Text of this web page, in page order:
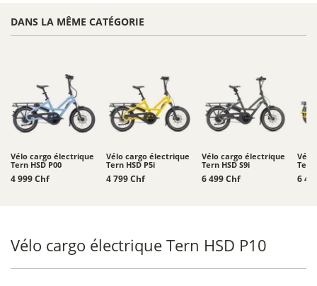
DANS LA MÊME CATÉGORIE
Vélo cargo électrique
Tern HSD P00
4 999 Chf
Vélo cargo électrique
Tern HSD P5i
4 799 Chf
Vélo cargo électrique
Tern HSD S9i
6 499 Chf
Vélo
Tern
6
Vélo cargo électrique Tern HSD P10